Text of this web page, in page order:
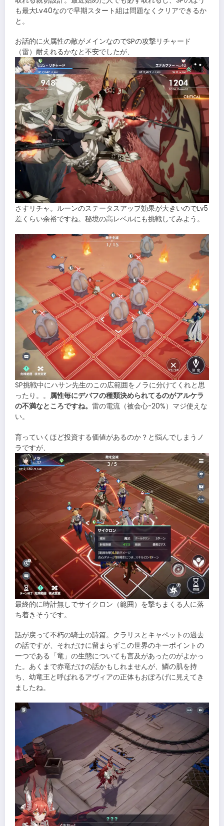
も最大Lv40なので早期スタート組は問題なくクリアできるか
と。
お話的に火属性の敵がメインなのでSPの攻撃リチャード
（雷）耐えれるかなと不安でしたが、
さすリチャ。ルーンのステータスアップ効果が大きいのでLv5
差くらい余裕ですね。秘境の高レベルにも挑戦してみよう。
SP挑戦中にハサン先生のこの広範囲をノラに分けてくれと思
ったり。。 属性毎にデバフの種類決められてるのがアルケラ
の不満なところですね。 雷の電流（被会心-20%）マジ使えな
い。
育っていくほど投資する価値があるのか？と悩んでしまうノ
ラですが、
最終的に時計無しでサイクロン（範囲）を撃ちまくる人に落
ち着きそうです。
話が戻って不朽の騎士の詩篇。クラリスとキャペットの過去
の話ですが、それだけに留まらずこの世界のキーポイントの
一つである「竜」の生態についても言及があったのがよかっ
た。あくまで赤竜だけの話かもしれませんが、鱗の肌を持
ち、幼竜王と呼ばれるアヴィアの正体もおぼろげに見えてき
ましたね。